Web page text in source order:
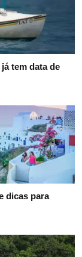
tem data de
dicas para